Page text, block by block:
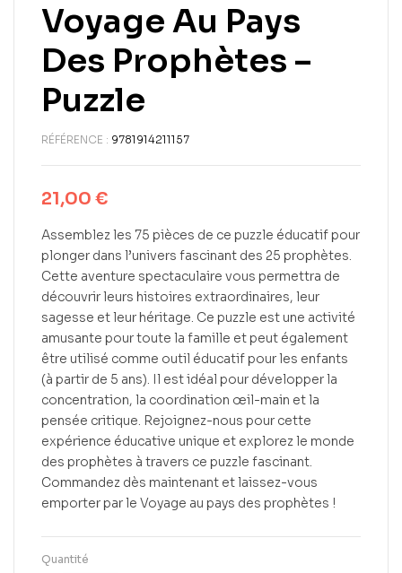
Voyage Au Pays
Des Prophètes –
Puzzle
RÉFÉRENCE : 9781914211157
21,00 €
Assemblez les 75 pièces de ce puzzle éducatif pour
plonger dans l’univers fascinant des 25 prophètes.
Cette aventure spectaculaire vous permettra de
découvrir leurs histoires extraordinaires, leur
sagesse et leur héritage. Ce puzzle est une activité
amusante pour toute la famille et peut également
être utilisé comme outil éducatif pour les enfants
(à partir de 5 ans). Il est idéal pour développer la
concentration, la coordination œil-main et la
pensée critique. Rejoignez-nous pour cette
expérience éducative unique et explorez le monde
des prophètes à travers ce puzzle fascinant.
Commandez dès maintenant et laissez-vous
emporter par le Voyage au pays des prophètes !
Quantité